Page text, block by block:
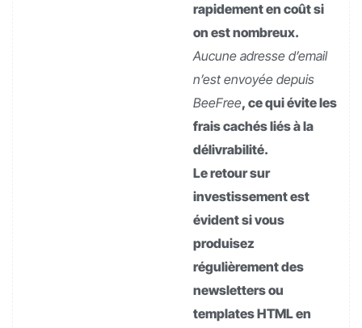
rapidement en coût si
on est nombreux.
Aucune adresse d’email
n’est envoyée depuis
BeeFree, ce qui évite les
frais cachés liés à la
délivrabilité.
Le retour sur
investissement est
évident si vous
produisez
régulièrement des
newsletters ou
templates HTML en